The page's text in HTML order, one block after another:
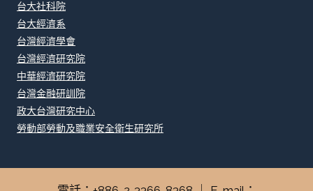
台大社科院
台大經濟系
台灣經濟學會
台灣經濟研究院
中華經濟研究院
台灣金融研訓院
政大台灣研究中心
勞動部勞動及職業安全衛生研究所